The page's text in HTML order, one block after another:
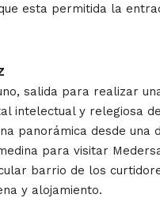
esta permitida la
salida para realizar
intelectual y relegiosa
panorámica desde
para visitar
barrio de los
y alojamiento.